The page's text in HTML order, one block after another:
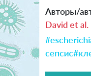
Авторы/
David et al.
сепсис